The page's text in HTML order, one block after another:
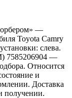
—
Toyota Camry
слева.
7585206904 —
Относится
и
Доставка
получении.